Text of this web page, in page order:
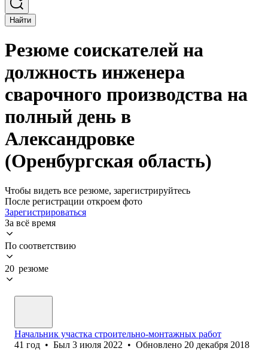
Найти
Резюме соискателей на
должность инженера
сварочного производства на
полный день в
Александровке
(Оренбургская область)
Чтобы видеть все резюме, зарегистрируйтесь
После регистрации откроем фото
Зарегистрироваться
За всё время
По соответствию
20 резюме
Начальник участка строительно-монтажных работ
41 год • Был 3 июля 2022 • Обновлено 20 декабря 2018